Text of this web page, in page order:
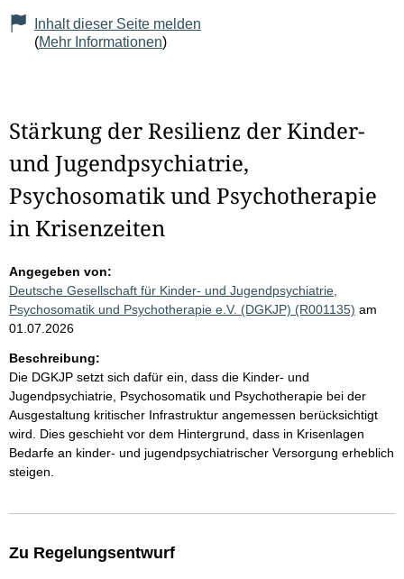
Inhalt dieser Seite melden
(Mehr Informationen)
Stärkung der Resilienz der Kinder-
und Jugendpsychiatrie,
Psychosomatik und Psychotherapie
in Krisenzeiten
Angegeben von:
Deutsche Gesellschaft für Kinder- und Jugendpsychiatrie,
Psychosomatik und Psychotherapie e.V. (DGKJP) (R001135) am
01.07.2026
Beschreibung:
Die DGKJP setzt sich dafür ein, dass die Kinder- und
Jugendpsychiatrie, Psychosomatik und Psychotherapie bei der
Ausgestaltung kritischer Infrastruktur angemessen berücksichtigt
wird. Dies geschieht vor dem Hintergrund, dass in Krisenlagen
Bedarfe an kinder- und jugendpsychiatrischer Versorgung erheblich
steigen.
Zu Regelungsentwurf